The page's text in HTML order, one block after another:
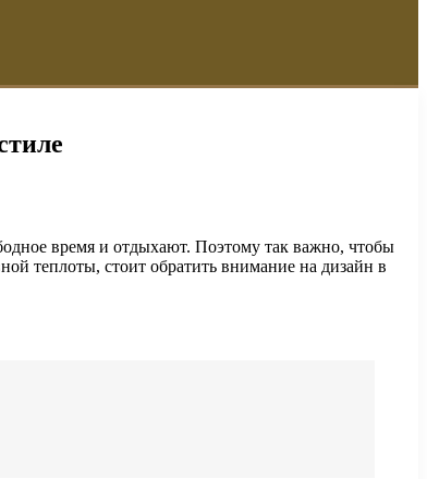
время и отдыхают. Поэтому так важно, чтобы
теплоты, стоит обратить внимание на дизайн в